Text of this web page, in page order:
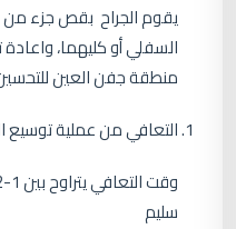
يقوم الجراح بقص جزء من
السفلي أو كليهما،
منطقة جفن العين
التعافي من عملية توسيع
سليم